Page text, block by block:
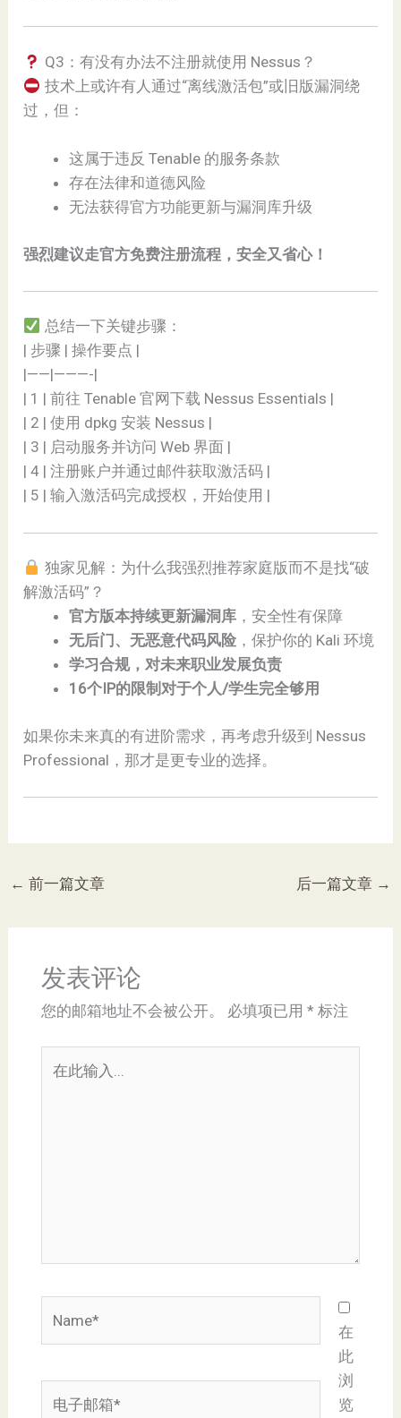
Q3：有没有办法不注册就使用 Nessus？
技术上或许有人通过“离线激活包”或旧版漏洞绕
过，但：
这属于违反 Tenable 的服务条款
存在法律和道德风险
无法获得官方功能更新与漏洞库升级
强烈建议走官方免费注册流程，安全又省心！
总结一下关键步骤：
| 步骤 | 操作要点 |
|——|———-|
| 1 | 前往 Tenable 官网下载 Nessus Essentials |
| 2 | 使用 dpkg 安装 Nessus |
| 3 | 启动服务并访问 Web 界面 |
| 4 | 注册账户并通过邮件获取激活码 |
| 5 | 输入激活码完成授权，开始使用 |
独家见解：为什么我强烈推荐家庭版而不是找“破
解激活码”？
官方版本持续更新漏洞库 ，安全性有保障
无后门、无恶意代码风险 ，保护你的 Kali 环境
学习合规，对未来职业发展负责
16个IP的限制对于个人/学生完全够用
如果你未来真的有进阶需求，再考虑升级到 Nessus
Professional，那才是更专业的选择。
← 前一篇文章 后一篇文章 →
发表评论
您的邮箱地址不会被公开。 必填项已用 * 标注
在
此
浏
览